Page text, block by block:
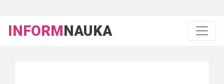
INFORMNAUKA